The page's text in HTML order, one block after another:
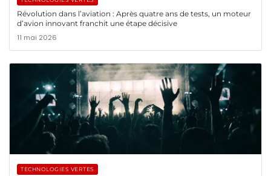
Révolution dans l’aviation : Après quatre ans de tests, un moteur
d’avion innovant franchit une étape décisive
11 mai 2026
TECHNOLOGIES VERTES